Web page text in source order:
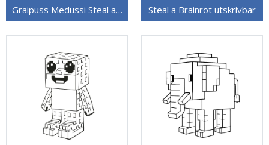
Graipuss Medussi Steal a Brainrot Steal a Brainrot utskrivbar